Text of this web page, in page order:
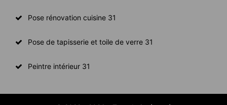
Pose rénovation cuisine 31
Pose de tapisserie et toile de verre 31
Peintre intérieur 31